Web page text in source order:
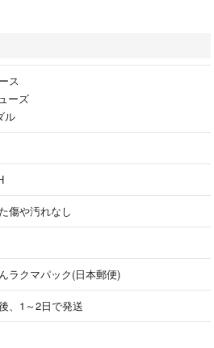
ーで 23.5cm の人。
つけたりしていないので、極美品と言って
細シミあります。最終画像ご参照。
く、問題なくご使用いただける商品で
ス
ーズ
ル
傷や汚れなし
ラクマパック(日本郵便)
、1～2日で発送